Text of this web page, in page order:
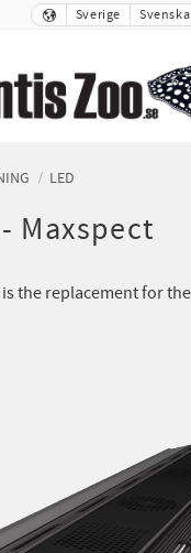
Sverige Svenska
LED
Maxspect
is the replacement for